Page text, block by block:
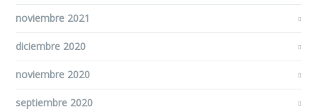
noviembre 2021
diciembre 2020
noviembre 2020
septiembre 2020